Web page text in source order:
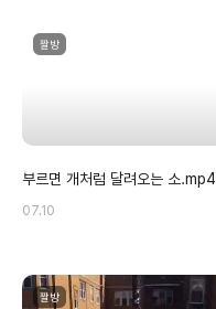
짤방
부르면 개처럼 달려오는 소.mp4
07.10
짤방